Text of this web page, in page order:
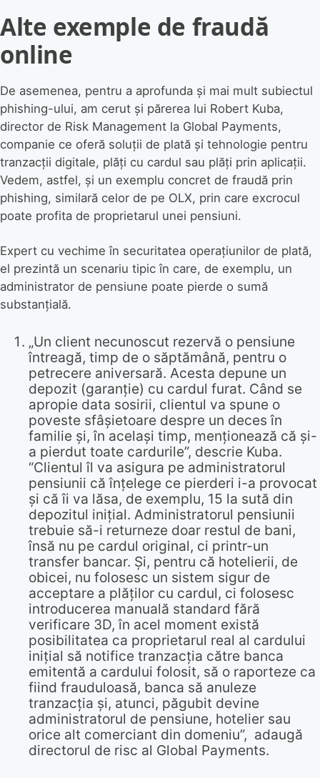
Alte exemple de fraudă
online
De asemenea, pentru a aprofunda și mai mult subiectul
phishing-ului, am cerut și părerea lui Robert Kuba,
director de Risk Management la Global Payments,
companie ce oferă soluții de plată și tehnologie pentru
tranzacții digitale, plăți cu cardul sau plăți prin aplicații.
Vedem, astfel, și un exemplu concret de fraudă prin
phishing, similară celor de pe OLX, prin care excrocul
poate profita de proprietarul unei pensiuni.
Expert cu vechime în securitatea operațiunilor de plată,
el prezintă un scenariu tipic în care, de exemplu, un
administrator de pensiune poate pierde o sumă
substanțială.
„Un client necunoscut rezervă o pensiune
întreagă, timp de o săptămână, pentru o
petrecere aniversară. Acesta depune un
depozit (garanție) cu cardul furat. Când se
apropie data sosirii, clientul va spune o
poveste sfâșietoare despre un deces în
familie și, în același timp, menționează că și-
a pierdut toate cardurile”, descrie Kuba.
“Clientul îl va asigura pe administratorul
pensiunii că înțelege ce pierderi i-a provocat
și că îi va lăsa, de exemplu, 15 la sută din
depozitul inițial. Administratorul pensiunii
trebuie să-i returneze doar restul de bani,
însă nu pe cardul original, ci printr-un
transfer bancar. Și, pentru că hotelierii, de
obicei, nu folosesc un sistem sigur de
acceptare a plăților cu cardul, ci folosesc
introducerea manuală standard fără
verificare 3D, în acel moment există
posibilitatea ca proprietarul real al cardului
inițial să notifice tranzacția către banca
emitentă a cardului folosit, să o raporteze ca
fiind frauduloasă, banca să anuleze
tranzacția și, atunci, păgubit devine
administratorul de pensiune, hotelier sau
orice alt comerciant din domeniu”, adaugă
directorul de risc al Global Payments.